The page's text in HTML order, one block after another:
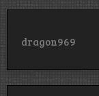
dragon969